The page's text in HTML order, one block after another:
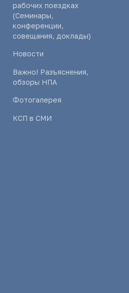
рабочих поездках
(Семинары,
конференции,
совещания, доклады)
Новости
Важно! Разъяснения,
обзоры НПА
Фотогалерея
КСП в СМИ